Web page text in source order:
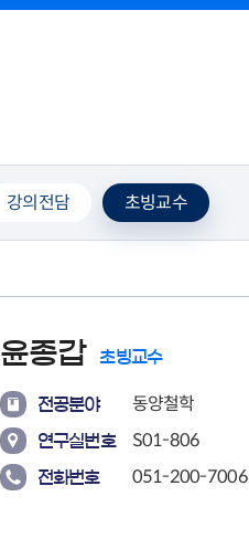
강의전담 초빙교수
윤종갑 초빙교수
전공분야 동양철학
연구실번호 S01-806
전화번호 051-200-7006